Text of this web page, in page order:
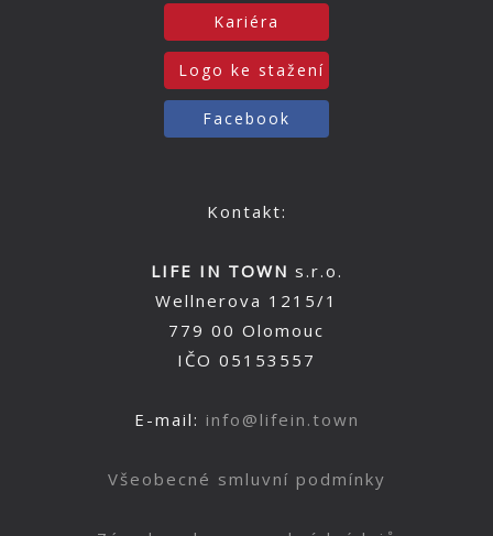
Kariéra
Logo ke stažení
Facebook
Kontakt:
LIFE IN TOWN s.r.o.
Wellnerova 1215/1
779 00 Olomouc
IČO 05153557
E-mail: info@lifein.town
Všeobecné smluvní podmínky